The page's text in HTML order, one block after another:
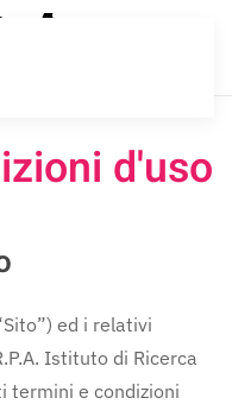
d'uso
ed i relativi
Istituto di Ricerca
termini e condizioni